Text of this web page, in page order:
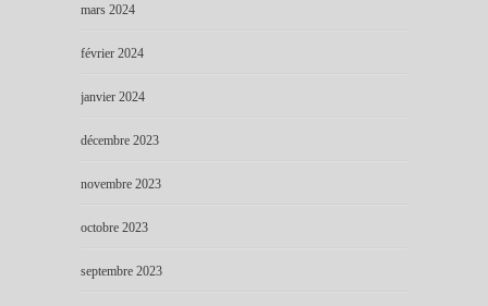
mars 2024
février 2024
janvier 2024
décembre 2023
novembre 2023
octobre 2023
septembre 2023